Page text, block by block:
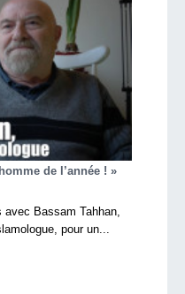
de l’année ! »
Bassam Tahhan,
pour un...